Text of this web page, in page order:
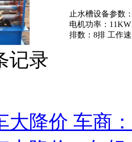
止水槽设备参数
电机功率：
排数：8排 工作
记录
大降价 车商